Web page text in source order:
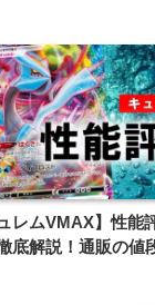
ュレムVMAX】性能
底解説！通販の値